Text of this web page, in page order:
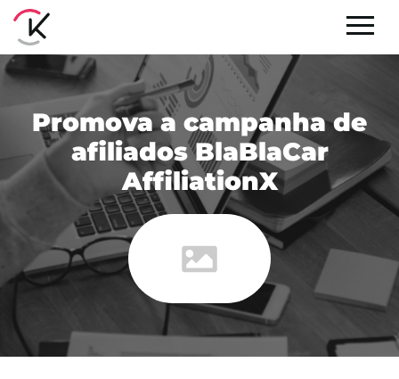
Promova a campanha de
afiliados BlaBlaCar
AffiliationX